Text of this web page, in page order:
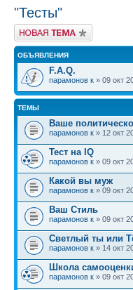
"Тесты"
Новая тема
ОБЪЯВЛЕНИЯ
F.A.Q.
парамонов к » 09 окт
ТЕМЫ
Ваше
парамонов к » 12 окт
Тест на IQ
парамонов к » 09 окт
Какой вы муж
парамонов к » 09 окт
Ваш Стиль
парамонов к » 09 окт
Светлый ты или
парамонов к » 14 окт
Школа
парамонов к » 09 окт